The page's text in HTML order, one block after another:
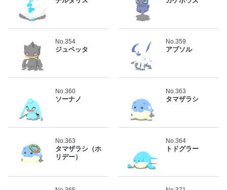
No.354
ジュペッタ
No.359
アブソル
No.360
ソーナノ
No.363
タマザラシ
No.363
タマザラシ（ホ
リデー）
No.364
トドグラー